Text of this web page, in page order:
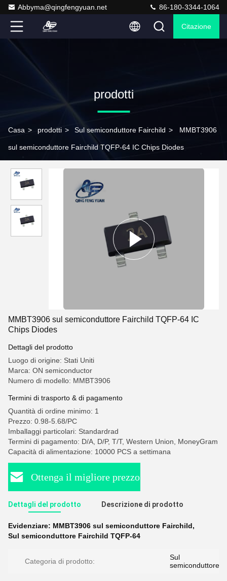
Abbyma@qingfengyuan.net 86-180-3344-1064
Citazione
prodotti
Casa > prodotti > Sul semiconduttore Fairchild > MMBT3906
sul semiconduttore Fairchild TQFP-64 IC Chips Diodes
MMBT3906 sul semiconduttore Fairchild TQFP-64 IC
Chips Diodes
Dettagli del prodotto
Luogo di origine: Stati Uniti
Marca: ON semiconductor
Numero di modello: MMBT3906
Termini di trasporto & di pagamento
Quantità di ordine minimo: 1
Prezzo: 0.98-5.68/PC
Imballaggi particolari: Standardrad
Termini di pagamento: D/A, D/P, T/T, Western Union, MoneyGram
Capacità di alimentazione: 10000 PCS a settimana
Ottenga il migliore prezzo
Dettagli del prodotto Descrizione di prodotto
Evidenziare: MMBT3906 sul semiconduttore Fairchild,
Sul semiconduttore Fairchild TQFP-64
Categoria di prodotto:
Sul
semiconduttore